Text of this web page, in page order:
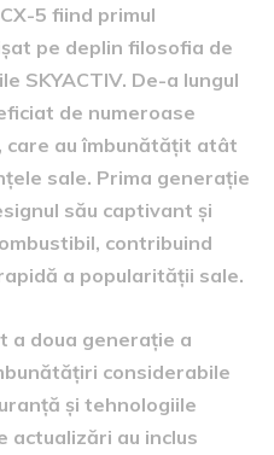
5 fiind primul
pe deplin filosofia de
SKYACTIV. De-a lungul
de numeroase
au îmbunătățit atât
sale. Prima generație
său captivant și
contribuind
a popularității sale.
a doua generație a
considerabile
și tehnologiile
actualizări au inclus